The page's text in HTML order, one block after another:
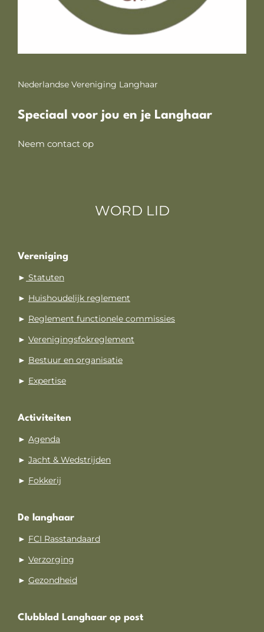
Nederlandse Vereniging Langhaar
Speciaal voor jou en je Langhaar
Neem contact op
WORD LID
Vereniging
► Statuten
► Huishoudelijk reglement
► Reglement functionele commissies
► Verenigingsfokreglement
► Bestuur en organisatie
► Expertise
Activiteiten
► Agenda
► Jacht & Wedstrijden
► Fokkerij
De langhaar
► FCI Rasstandaard
► Verzorging
► Gezondheid
Clubblad Langhaar op post